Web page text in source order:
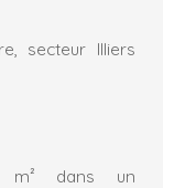
secteur Illiers
m² dans un